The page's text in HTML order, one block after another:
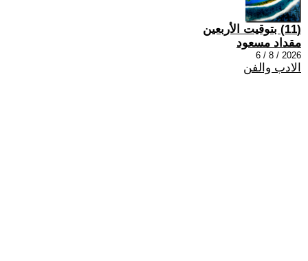
(11) بتوقيت الأربعين
مقداد مسعود
2026 / 8 / 6
الادب والفن